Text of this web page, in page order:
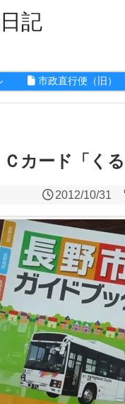
記
市政直行便（旧）
カード「くる
2012/10/31